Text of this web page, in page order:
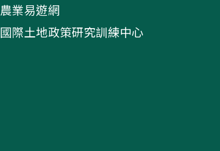
農業易遊網
國際土地政策研究訓練中心